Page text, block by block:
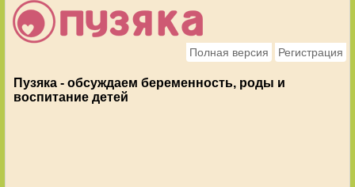
Полная версия Регистрация
Пузяка - обсуждаем беременность, роды и
воспитание детей